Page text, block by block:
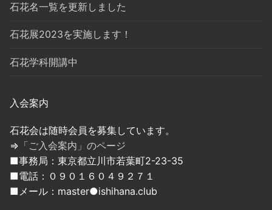
石花名一覧を更新しました
石花展2023を実施します！
石花学科開講中
入会案内
石花会は随時会員を募集しています。
⇒ 「ご入会案内」のページ
■事務局：東京都立川市若葉町2-23-35
■電話：０９０１６０４９２７１
■メール：master●ishihana.club